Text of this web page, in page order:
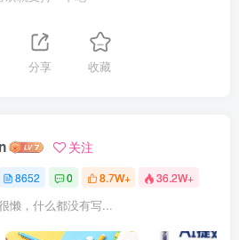
分享 收藏
关注
8652 0 8.7W+ 36.2W+
懒，什么都没有写...